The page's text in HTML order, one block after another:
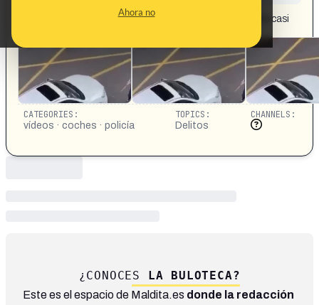
Ahora no
pero por qué haces está robando a mi hermano adentro casi
CATEGORIES:
vídeos · coches · policía
TOPICS:
Delitos
CHANNELS:
¿CONOCES LA BULOTECA?
Este es el espacio de Maldita.es donde la redacción